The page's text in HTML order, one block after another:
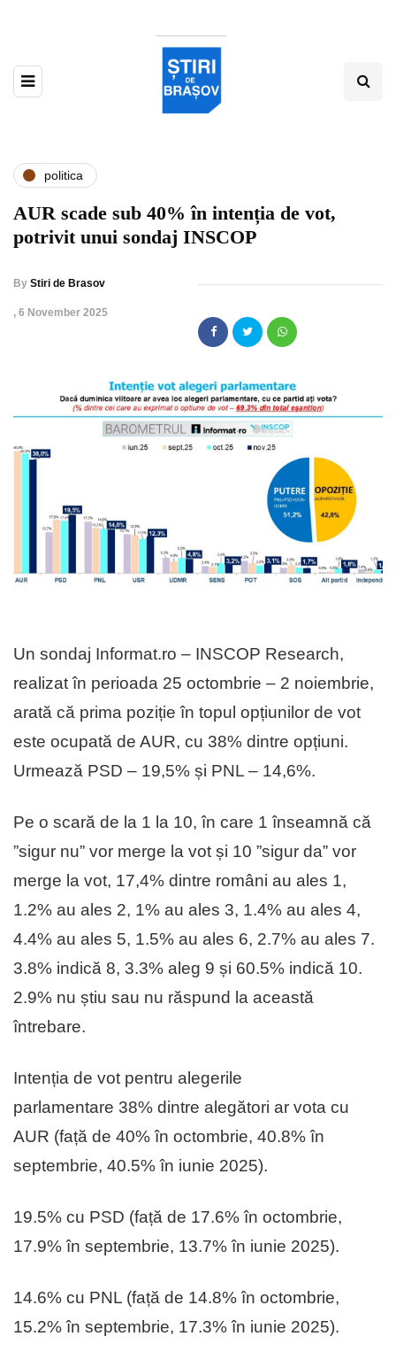
politica
AUR scade sub 40% în intenția de vot,
potrivit unui sondaj INSCOP
By Stiri de Brasov
, 6 November 2025
Un sondaj Informat.ro – INSCOP Research,
realizat în perioada 25 octombrie – 2 noiembrie,
arată că prima poziție în topul opțiunilor de vot
este ocupată de AUR, cu 38% dintre opțiuni.
Urmează PSD – 19,5% și PNL – 14,6%.
Pe o scară de la 1 la 10, în care 1 înseamnă că
”sigur nu” vor merge la vot și 10 ”sigur da” vor
merge la vot, 17,4% dintre români au ales 1,
1.2% au ales 2, 1% au ales 3, 1.4% au ales 4,
4.4% au ales 5, 1.5% au ales 6, 2.7% au ales 7.
3.8% indică 8, 3.3% aleg 9 și 60.5% indică 10.
2.9% nu știu sau nu răspund la această
întrebare.
Intenția de vot pentru alegerile
parlamentare 38% dintre alegători ar vota cu
AUR (față de 40% în octombrie, 40.8% în
septembrie, 40.5% în iunie 2025).
19.5% cu PSD (față de 17.6% în octombrie,
17.9% în septembrie, 13.7% în iunie 2025).
14.6% cu PNL (față de 14.8% în octombrie,
15.2% în septembrie, 17.3% în iunie 2025).